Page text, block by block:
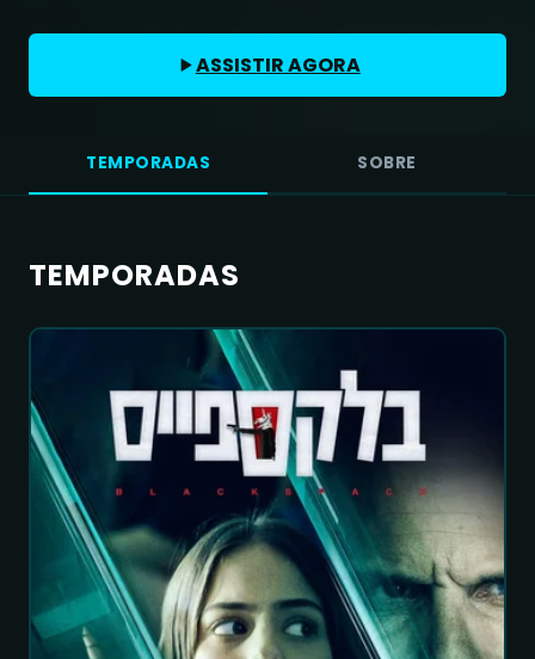
ASSISTIR AGORA
TEMPORADAS SOBRE
TEMPORADAS